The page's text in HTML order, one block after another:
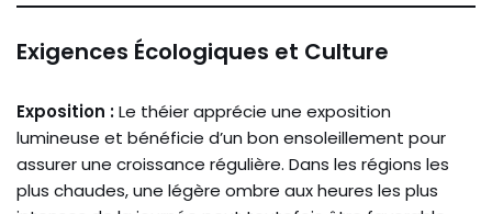
Exigences Écologiques et Culture
Exposition :Le théier apprécie une exposition
lumineuse et bénéficie d’un bon ensoleillement pour
assurer une croissance régulière. Dans les régions les
plus chaudes, une légère ombre aux heures les plus